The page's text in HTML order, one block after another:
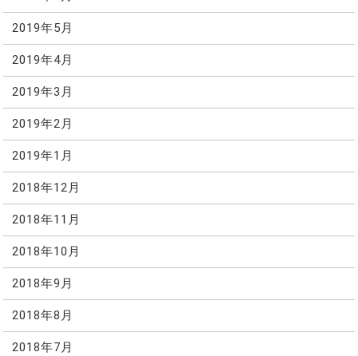
2019年5月
2019年4月
2019年3月
2019年2月
2019年1月
2018年12月
2018年11月
2018年10月
2018年9月
2018年8月
2018年7月